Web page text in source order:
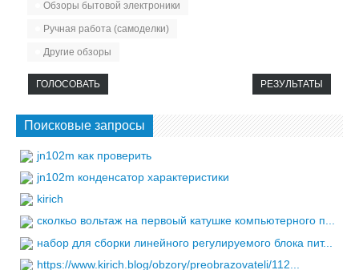
Обзоры бытовой электроники
Ручная работа (самоделки)
Другие обзоры
ГОЛОСОВАТЬ РЕЗУЛЬТАТЫ
Поисковые запросы
jn102m как проверить
jn102m конденсатор характеристики
kirich
сколкьо вольтаж на первоый катушке компьютерного п...
набор для сборки линейного регулируемого блока пит...
https://www.kirich.blog/obzory/preobrazovateli/112...